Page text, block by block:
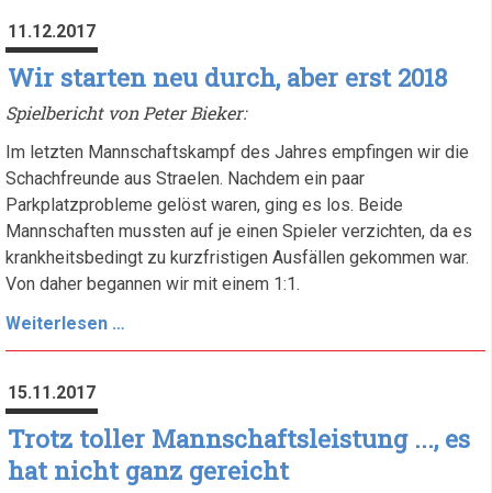
erneut
verloren.
11.12.2017
Wir starten neu durch, aber erst 2018
Spielbericht von Peter Bieker:
Im letzten Mannschaftskampf des Jahres empfingen wir die
Schachfreunde aus Straelen. Nachdem ein paar
Parkplatzprobleme gelöst waren, ging es los. Beide
Mannschaften mussten auf je einen Spieler verzichten, da es
krankheitsbedingt zu kurzfristigen Ausfällen gekommen war.
Von daher begannen wir mit einem 1:1.
Weiterlesen …
starten
aber
erst
2018
15.11.2017
Trotz toller Mannschaftsleistung ..., es
hat nicht ganz gereicht